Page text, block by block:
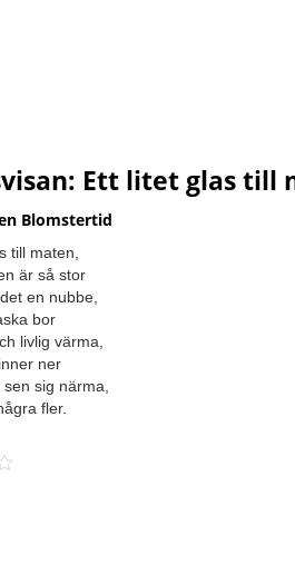
Ett litet glas till
Blomstertid
till maten,
är så stor
en nubbe,
bor
livlig värma,
ner
sig närma,
fler.